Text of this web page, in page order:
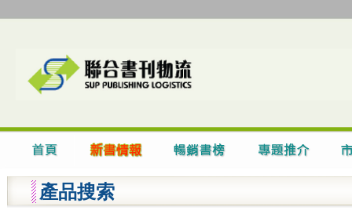
產品搜索